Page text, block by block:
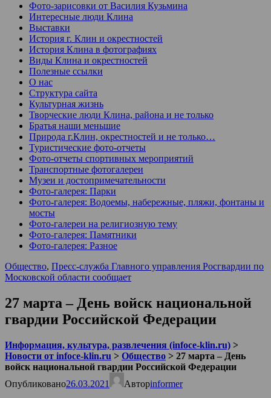
Фото-зарисовки от Василия Кузьмина
Интересные люди Клина
Выставки
История г. Клин и окрестностей
История Клина в фотографиях
Виды Клина и окрестностей
Полезные ссылки
О нас
Структура сайта
Культурная жизнь
Творческие люди Клина, района и не только
Братья наши меньшие
Природа г.Клин, окрестностей и не только…
Туристические фото-отчеты
Фото-отчеты спортивных мероприятий
Транспортные фотогалереи
Музеи и достопримечательности
Фото-галерея: Парки
Фото-галерея: Водоемы, набережные, пляжи, фонтаны и
мосты
Фото-галереи на религиозную тему
Фото-галерея: Памятники
Фото-галерея: Разное
Общество, Пресс-служба Главного управления Росгвардии по
Московской области сообщает
27 марта – День войск национальной
гвардии Российской Федерации
Информация, культура, развлечения (infoce-klin.ru) >
Новости от infoce-klin.ru > Общество > 27 марта – День
войск национальной гвардии Российской Федерации
Опубликовано26.03.2021 Авторinformer